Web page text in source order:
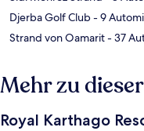
Djerba Golf Club- 9
Strand von Oamarit- 37
Mehr zu
Royal Karthago